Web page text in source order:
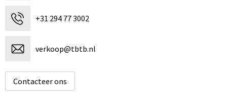
+31 294 77 3002
verkoop@tbtb.nl
Contacteer ons